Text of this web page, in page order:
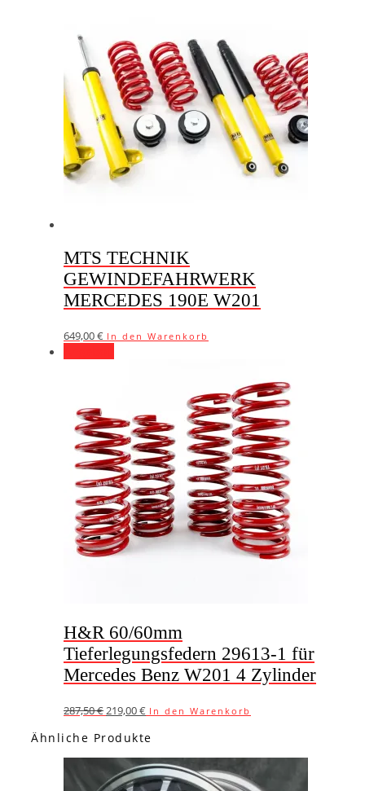
MTS TECHNIK
GEWINDEFAHRWERK
MERCEDES 190E W201
649,00€ In den Warenkorb
H&R 60/60mm
Tieferlegungsfedern 29613-1 für
Mercedes Benz W201 4 Zylinder
287,50€ Ursprünglicher
war:
219,00€Aktueller
ist:
In den Warenkorb
Ähnliche Produkte